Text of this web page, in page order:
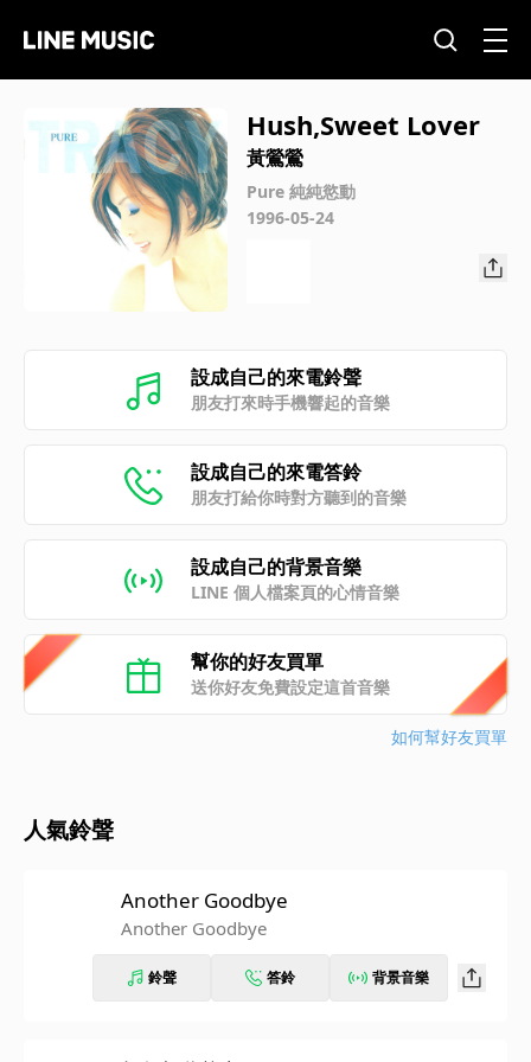
Hush,Sweet Lover
黃鶯鶯
Pure 純純慾動
1996-05-24
設成自己的來電鈴聲
朋友打來時手機響起的音樂
設成自己的來電答鈴
朋友打給你時對方聽到的音樂
設成自己的背景音樂
LINE 個人檔案頁的心情音樂
幫你的好友買單
送你好友免費設定這首音樂
如何幫好友買單
人氣鈴聲
Another Goodbye
Another Goodbye
鈴聲 答鈴 背景音樂